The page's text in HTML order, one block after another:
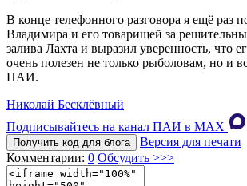
В конце телефонного разговора я ещё раз
Владимира и его товарищей за
залива Лахта и выразил уверенность, что
очень полезен не только рыболовам, но и
ПАИ.
Николай Бесклёвный
Подписывайтесь на канал ПАИ в MAХ
Получить код для блога
Версия для печати
Комментарии: 0 Обсудить >>>